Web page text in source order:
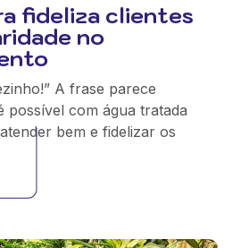
fideliza clientes
no
A frase parece
possível com água tratada
bem e fidelizar os